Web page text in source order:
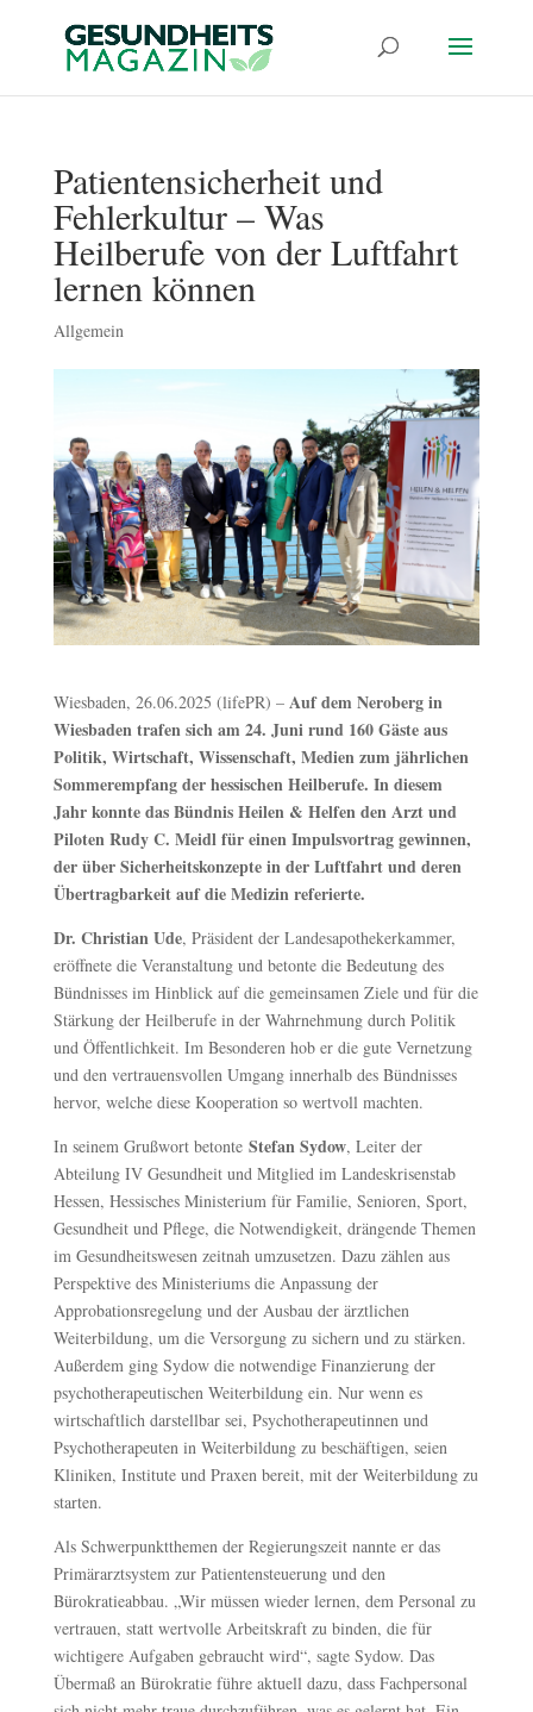
Patientensicherheit und
Fehlerkultur – Was
Heilberufe von der Luftfahrt
lernen können
Allgemein
Wiesbaden, 26.06.2025 (lifePR) – Auf dem Neroberg in
Wiesbaden trafen sich am 24. Juni rund 160 Gäste aus
Politik, Wirtschaft, Wissenschaft, Medien zum jährlichen
Sommerempfang der hessischen Heilberufe. In diesem
Jahr konnte das Bündnis Heilen & Helfen den Arzt und
Piloten Rudy C. Meidl für einen Impulsvortrag gewinnen,
der über Sicherheitskonzepte in der Luftfahrt und deren
Übertragbarkeit auf die Medizin referierte.
Dr. Christian Ude, Präsident der Landesapothekerkammer,
eröffnete die Veranstaltung und betonte die Bedeutung des
Bündnisses im Hinblick auf die gemeinsamen Ziele und für die
Stärkung der Heilberufe in der Wahrnehmung durch Politik
und Öffentlichkeit. Im Besonderen hob er die gute Vernetzung
und den vertrauensvollen Umgang innerhalb des Bündnisses
hervor, welche diese Kooperation so wertvoll machten.
In seinem Grußwort betonte Stefan Sydow, Leiter der
Abteilung IV Gesundheit und Mitglied im Landeskrisenstab
Hessen, Hessisches Ministerium für Familie, Senioren, Sport,
Gesundheit und Pflege, die Notwendigkeit, drängende Themen
im Gesundheitswesen zeitnah umzusetzen. Dazu zählen aus
Perspektive des Ministeriums die Anpassung der
Approbationsregelung und der Ausbau der ärztlichen
Weiterbildung, um die Versorgung zu sichern und zu stärken.
Außerdem ging Sydow die notwendige Finanzierung der
psychotherapeutischen Weiterbildung ein. Nur wenn es
wirtschaftlich darstellbar sei, Psychotherapeutinnen und
Psychotherapeuten in Weiterbildung zu beschäftigen, seien
Kliniken, Institute und Praxen bereit, mit der Weiterbildung zu
starten.
Als Schwerpunktthemen der Regierungszeit nannte er das
Primärarztsystem zur Patientensteuerung und den
Bürokratieabbau. „Wir müssen wieder lernen, dem Personal zu
vertrauen, statt wertvolle Arbeitskraft zu binden, die für
wichtigere Aufgaben gebraucht wird“, sagte Sydow. Das
Übermaß an Bürokratie führe aktuell dazu, dass Fachpersonal